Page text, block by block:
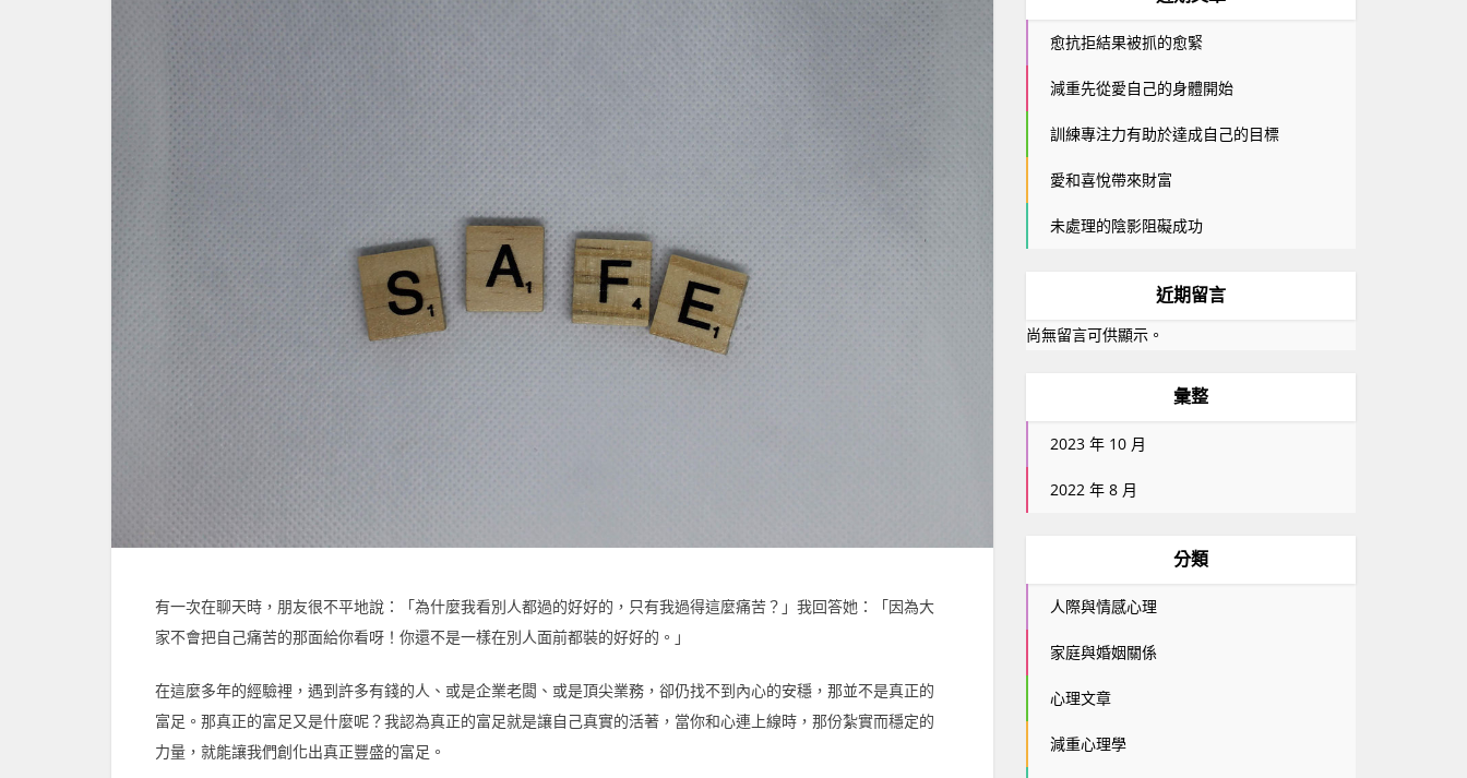
有一次在聊天時，朋友很不平地說：「為什麼我看別人都過的好好的，只有我過得這麼痛苦？」我回答她：「因為大
家不會把自己痛苦的那面給你看呀！你還不是一樣在別人面前都裝的好好的。」
在這麼多年的經驗裡，遇到許多有錢的人、或是企業老闆、或是頂尖業務，卻仍找不到內心的安穩，那並不是真正的
富足。那真正的富足又是什麼呢？我認為真正的富足就是讓自己真實的活著，當你和心連上線時，那份紮實而穩定的
力量，就能讓我們創化出真正豐盛的富足。
愈抗拒結果被抓的愈緊
減重先從愛自己的身體開始
訓練專注力有助於達成自己的目標
愛和喜悅帶來財富
未處理的陰影阻礙成功
近期留言
尚無留言可供顯示。
彙整
2023 年 10 月
2022 年 8 月
分類
人際與情感心理
家庭與婚姻關係
心理文章
減重心理學